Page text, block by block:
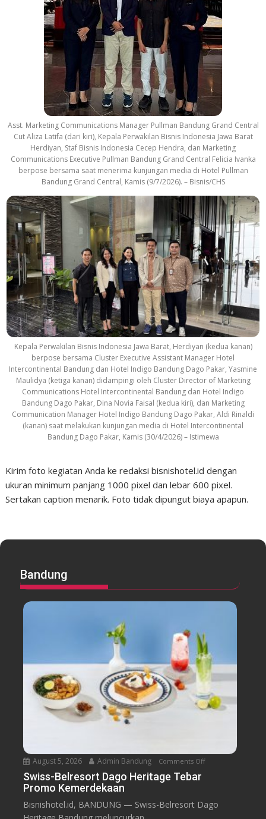
Asst. Marketing Communications Manager Pullman Bandung Grand Central
Cut Aliza Latifa (dari kiri), Kepala Perwakilan Bisnis Indonesia Jawa Barat
Herdiyan, Staf Bisnis Indonesia Cecep Hendra, dan Marketing
Communications Executive Pullman Bandung Grand Central Felicia Ivanka
berpose bersama saat menerima kunjungan media di Hotel Pullman
Bandung Grand Central, Kamis (9/7/2026). – Bisnis/CHS
Kepala Perwakilan Bisnis Indonesia Jawa Barat, Herdiyan (kedua kanan)
berpose bersama Cluster Executive Assistant Manager Hotel
Intercontinental Bandung dan Hotel Indigo Bandung Dago Pakar, Yasmine
Maulidya (ketiga kanan) didampingi oleh Cluster Director of Marketing
Communications Hotel Intercontinental Bandung dan Hotel Indigo
Bandung Dago Pakar, Dina Novia Faisal (kedua kiri), dan Marketing
Communication Manager Hotel Indigo Bandung Dago Pakar, Aldi Rinaldi
(kanan) saat melakukan kunjungan media di Hotel Intercontinental
Bandung Dago Pakar, Kamis (30/4/2026) – Istimewa
Kirim foto kegiatan Anda ke redaksi bisnishotel.id dengan
ukuran minimum panjang 1000 pixel dan lebar 600 pixel.
Sertakan caption menarik. Foto tidak dipungut biaya apapun.
Bandung
August 5, 2026 Admin Bandung Comments Offo
Swiss-Belresort Dago Heritage Tebar
Promo Kemerdekaan
Bisnishotel.id, BANDUNG — Swiss-Belresort Dago